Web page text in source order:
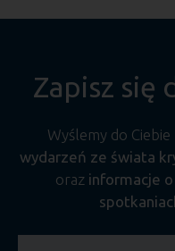
Zapisz się
Wyślemy do Ciebie
wydarzeń ze świata
oraz informacje